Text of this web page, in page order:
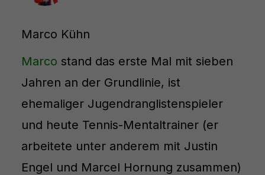
Marco Kühn
Marco stand das erste Mal mit sieben
Jahren an der Grundlinie, ist
ehemaliger Jugendranglistenspieler
und heute Tennis-Mentaltrainer (er
arbeitete unter anderem mit Justin
Engel und Marcel Hornung zusammen)